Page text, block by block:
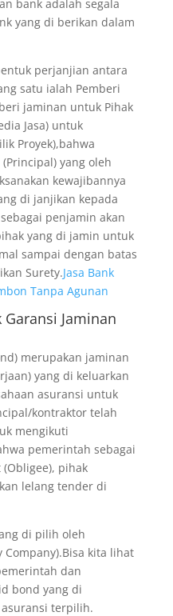
bank adalah segala
yang di berikan dalam
perjanjian antara
satu ialah Pemberi
jaminan untuk Pihak
Jasa) untuk
Proyek),bahwa
yang oleh
kewajibannya
di janjikan kepada
penjamin akan
yang di jamin untuk
sampai dengan batas
Surety.Jasa Bank
Tanpa Agunan
Garansi Jaminan
merupakan jaminan
yang di keluarkan
asuransi untuk
kontraktor telah
mengikuti
pemerintah sebagai
pihak
lelang tender di
di pilih oleh
kita lihat
dan
bond yang di
terpilih.